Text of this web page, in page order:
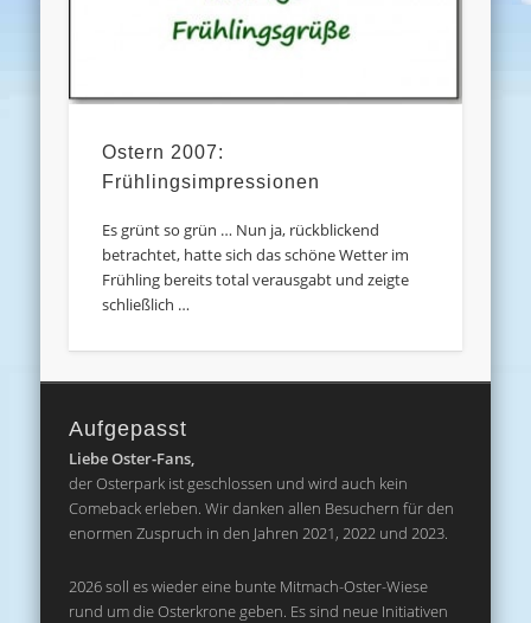
Ostern 2007:
Frühlingsimpressionen
Es grünt so grün … Nun ja, rückblickend
betrachtet, hatte sich das schöne Wetter im
Frühling bereits total verausgabt und zeigte
schließlich …
Aufgepasst
Liebe Oster-Fans,
der Osterpark ist geschlossen und wird auch kein
Comeback erleben. Wir danken allen Besuchern für den
enormen Zuspruch in den Jahren 2021, 2022 und 2023.
2026 soll es wieder eine bunte Mitmach-Oster-Wiese
rund um die Osterkrone geben. Es sind neue Initiativen